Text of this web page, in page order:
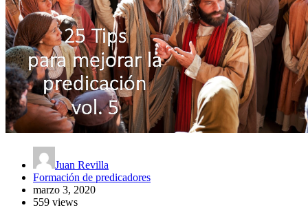
Juan Revilla
Formación de predicadores
marzo 3, 2020
559 views